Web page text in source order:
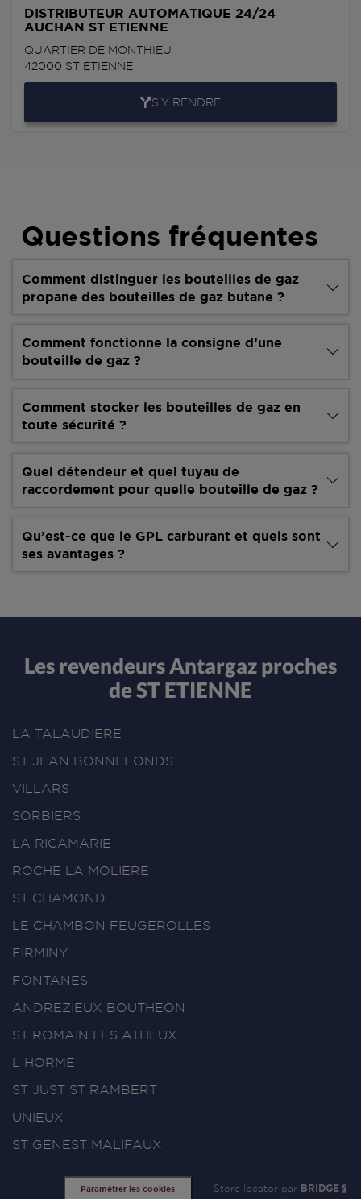
DISTRIBUTEUR AUTOMATIQUE 24/24
AUCHAN ST ETIENNE
QUARTIER DE MONTHIEU
42000 ST ETIENNE
S'Y RENDRE
Questions fréquentes
Comment distinguer les bouteilles de gaz
propane des bouteilles de gaz butane ?
Comment fonctionne la consigne d’une
bouteille de gaz ?
Comment stocker les bouteilles de gaz en
toute sécurité ?
Quel détendeur et quel tuyau de
raccordement pour quelle bouteille de gaz ?
Qu’est-ce que le GPL carburant et quels sont
ses avantages ?
Les revendeurs Antargaz proches
de ST ETIENNE
LA TALAUDIERE
ST JEAN BONNEFONDS
VILLARS
SORBIERS
LA RICAMARIE
ROCHE LA MOLIERE
ST CHAMOND
LE CHAMBON FEUGEROLLES
FIRMINY
FONTANES
ANDREZIEUX BOUTHEON
ST ROMAIN LES ATHEUX
L HORME
ST JUST ST RAMBERT
UNIEUX
ST GENEST MALIFAUX
Paramétrer les cookies Store locator par BRIDGE